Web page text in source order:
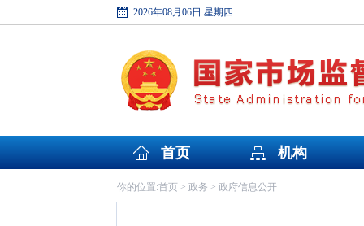
2026年08月06日 星期四
首页 机构
你的位置:首页> 政务 > 政府信息公开